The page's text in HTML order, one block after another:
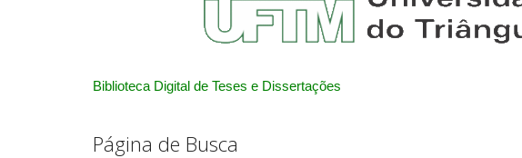
Biblioteca Digital de Teses e Dissertações
Página de Busca